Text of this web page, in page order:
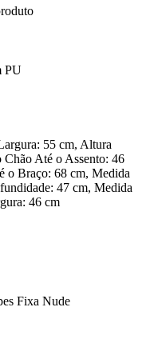
PU
55 cm, Altura
Até o Assento: 46
o Braço: 68 cm, Medida
47 cm, Medida
46 cm
Fixa Nude